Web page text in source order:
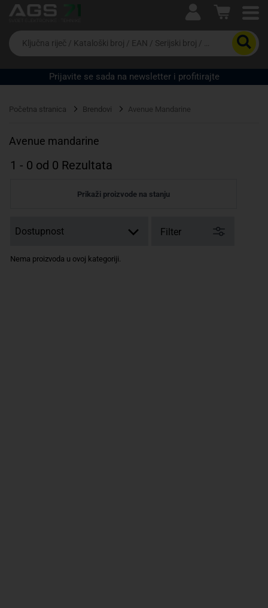
Ova postavka prilagođava asortiman proizvoda i
cijene vašim potrebama.
Da
biste
potražili
proizvod,
unesite
riječ,
EAN
serijski
Prijavite se sada na newsletter i profitirajte
Početna stranica Brendovi Avenue Mandarine
Avenue mandarine
1 - 0 od 0 Rezultata
Prikaži proizvode na stanju
Filter
Nema proizvoda u ovoj kategoriji.